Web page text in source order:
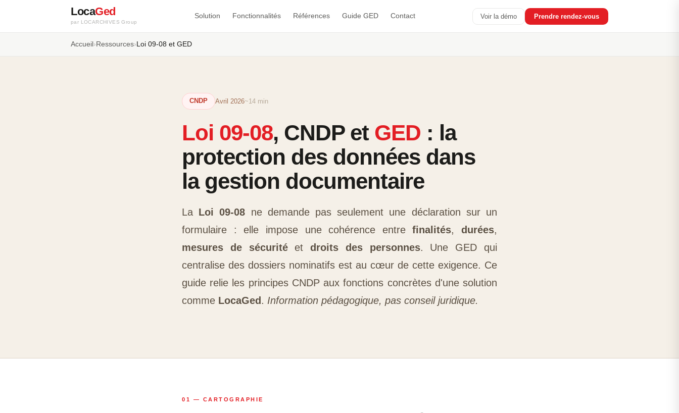
LocaGed
par LOCARCHIVES Group
Solution Fonctionnalités Références Guide GED Contact Voir la démo Prendre rendez-vous
Accueil › Ressources› Loi 09-08 et GED
CNDP Avril 2026~14 min
Loi 09-08, CNDP et GED : la
protection des données dans
la gestion documentaire
La Loi 09-08 ne demande pas seulement une déclaration sur un
formulaire : elle impose une cohérence entrefinalités, durées,
mesures de sécuritéetdroits des personnes. Une GED qui
centralise des dossiers nominatifs est au cœur de cette exigence. Ce
guide relie les principes CNDP aux fonctions concrètes d'une solution
comme LocaGed . Information pédagogique, pas conseil juridique.
01 — CARTOGRAPHIE